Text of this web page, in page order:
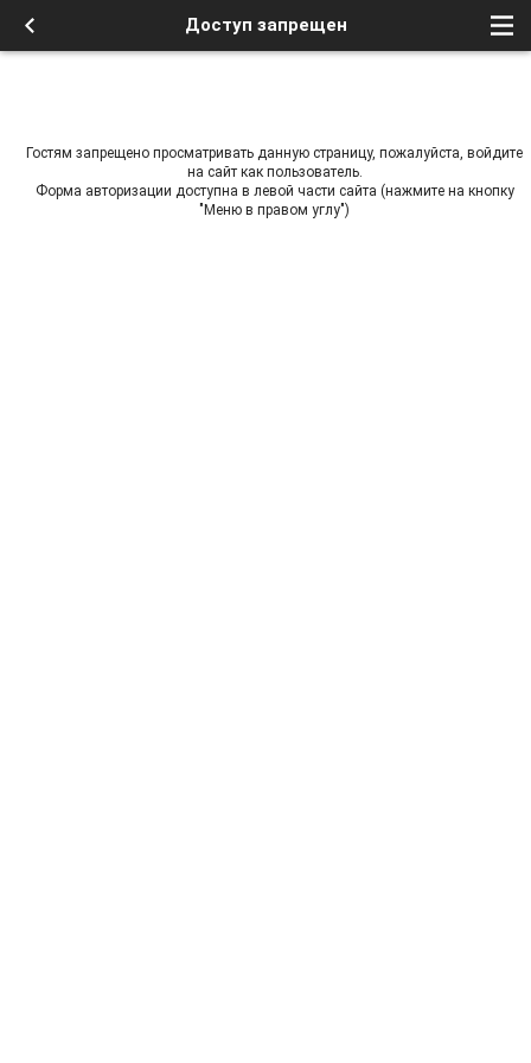
Доступ запрещен
Гостям запрещено просматривать данную страницу, пожалуйста, войдите
на сайт как пользователь.
Форма авторизации доступна в левой части сайта (нажмите на кнопку
"Меню в правом углу")